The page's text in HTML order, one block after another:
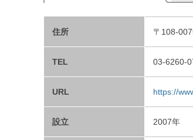
住所 〒108-
TEL 03-6260-
URL https://
設立 2007年